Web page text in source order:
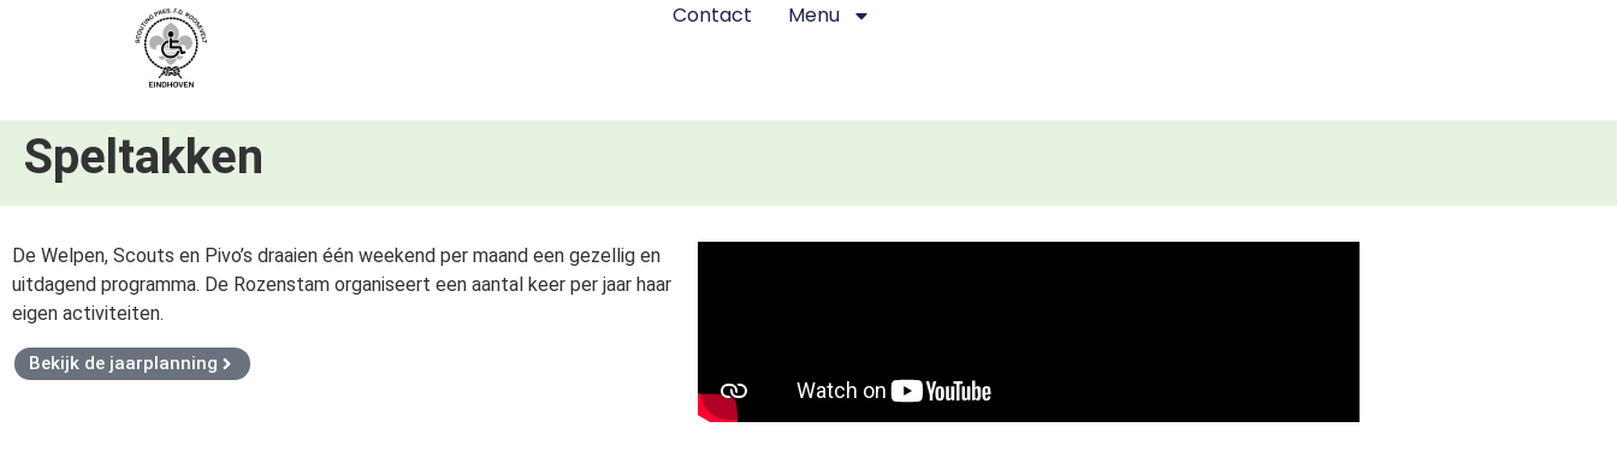
Contact Menu
Speltakken
De Welpen, Scouts en Pivo’s draaien één weekend per maand een gezellig en
uitdagend programma. De Rozenstam organiseert een aantal keer per jaar haar
eigen activiteiten.
Bekijk de jaarplanning